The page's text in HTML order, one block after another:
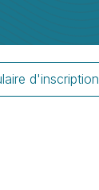
d'inscription